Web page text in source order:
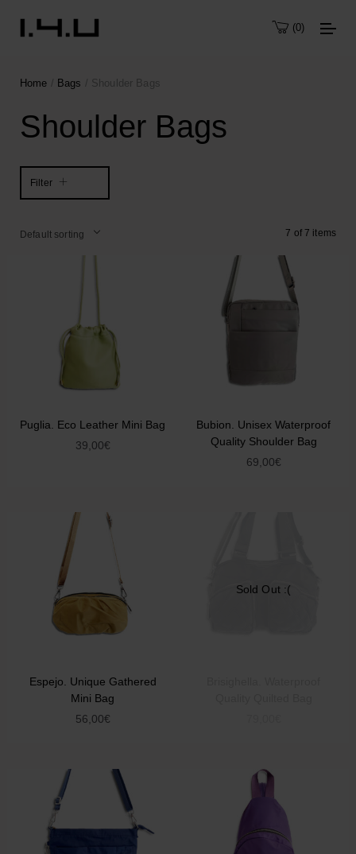
0
Home / Bags / Shoulder Bags
Shoulder Bags
Filter
7 of 7 items
Default sorting
Puglia. Eco Leather Mini Bag
39,00€
Bubion. Unisex Waterproof
Quality Shoulder Bag
69,00€
Espejo. Unique Gathered
Mini Bag
56,00€
Sold Out :(